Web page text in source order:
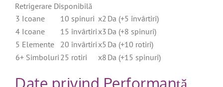
Retrigerare Disponibilă
3 Icoane
10 spinuri x2 Da (+5 învârtiri)
4 Icoane
15 învârtirix3 Da (+8 spinuri)
5 Elemente
20 învârtirix5 Da (+10 rotiri)
6+ Simboluri 25 rotiri x8 Da (+15 spinuri)
Date privind Performanță